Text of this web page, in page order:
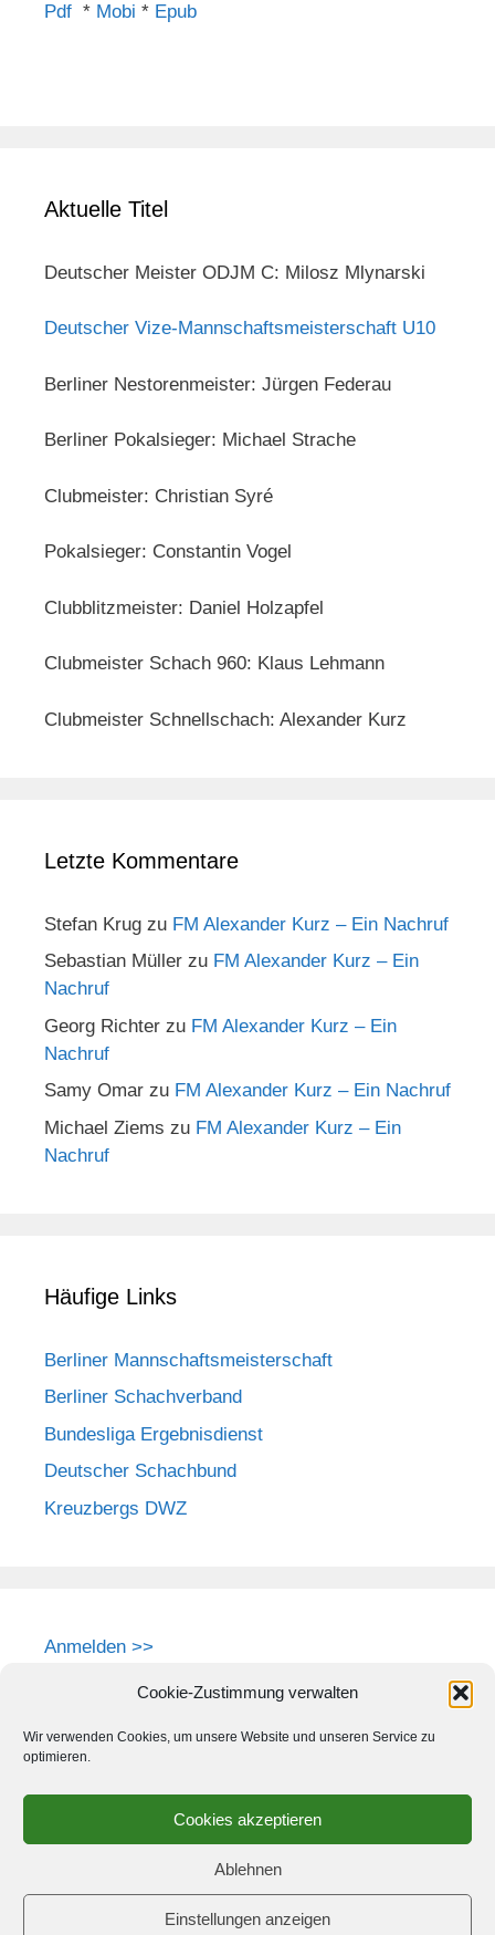
Cookie-Zustimmung verwalten
Wir verwenden Cookies, um unsere Website und unseren Service zu
optimieren.
Cookies akzeptieren
Ablehnen
Einstellungen anzeigen
Pdf * Mobi * Epub
Aktuelle Titel
Deutscher Meister ODJM C: Milosz Mlynarski
Deutscher Vize-Mannschaftsmeisterschaft U10
Berliner Nestorenmeister: Jürgen Federau
Berliner Pokalsieger: Michael Strache
Clubmeister: Christian Syré
Pokalsieger: Constantin Vogel
Clubblitzmeister: Daniel Holzapfel
Clubmeister Schach 960: Klaus Lehmann
Clubmeister Schnellschach: Alexander Kurz
Letzte Kommentare
Stefan Krug zu FM Alexander Kurz – Ein Nachruf
Sebastian Müller zu FM Alexander Kurz – Ein
Nachruf
Georg Richter zu FM Alexander Kurz – Ein
Nachruf
Samy Omar zu FM Alexander Kurz – Ein Nachruf
Michael Ziems zu FM Alexander Kurz – Ein
Nachruf
Häufige Links
Berliner Mannschaftsmeisterschaft
Berliner Schachverband
Bundesliga Ergebnisdienst
Deutscher Schachbund
Kreuzbergs DWZ
Anmelden >>